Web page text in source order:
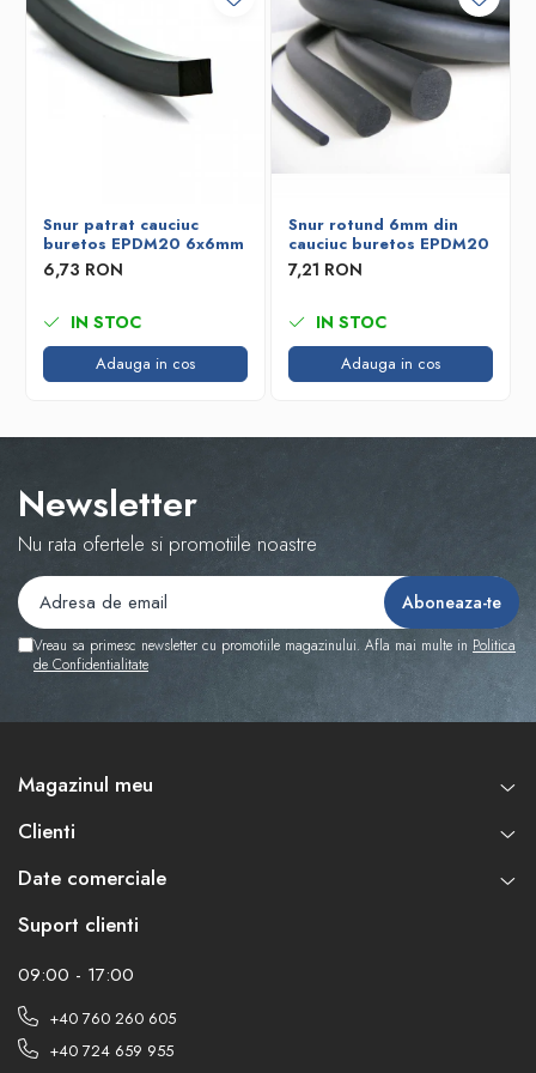
Snur patrat cauciuc
buretos EPDM20 6x6mm
6,73 RON
IN STOC
Adauga in cos
Snur rotund 6mm din
cauciuc buretos EPDM20
7,21 RON
IN STOC
Adauga in cos
Newsletter
Nu rata ofertele si promotiile noastre
Vreau sa primesc newsletter cu promotiile magazinului. Afla mai multe in Politica
de Confidentialitate
Magazinul meu
Clienti
Date comerciale
Suport clienti
09:00 - 17:00
+40 760 260 605
+40 724 659 955